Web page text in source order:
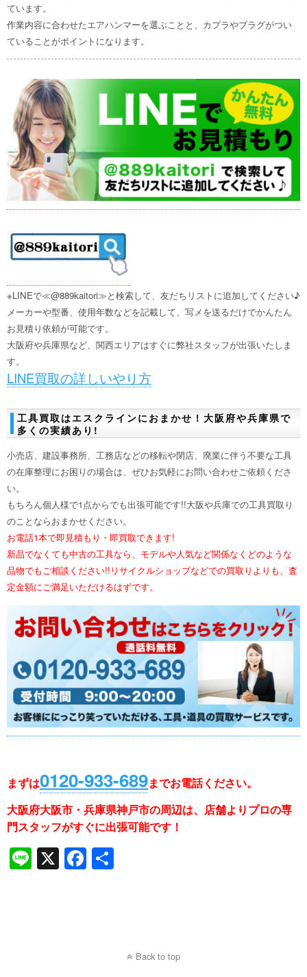
ています。
作業内容に合わせたエアハンマーを選ぶことと、カプラやブラグがつい
ていることがポイントになります。
※LINEで≪@889kaitori≫と検索して、友だちリストに追加してください♪
メーカーや型番、使用年数などを記載して、写メを送るだけでかんたん
お見積り依頼が可能です。
大阪府や兵庫県など、関西エリアはすぐに弊社スタッフが出張いたしま
す。
LINE買取の詳しいやり方
工具買取はエスクラインにおまかせ！大阪府や兵庫県で
多くの実績あり!
小売店、建設事務所、工務店などの移転や閉店、廃業に伴う不要な工具
の在庫整理にお困りの場合は、ぜひお気軽にお問い合わせご依頼くださ
い。
もちろん個人様で1点からでも出張可能です!!大阪や兵庫での工具買取り
のことならおまかせください。
お電話1本で即見積もり・即買取できます!
新品でなくても中古の工具なら、モデルや人気など関係なくどのような
品物でもご相談ください!!リサイクルショップなどでの買取りよりも、査
定金額にご満足いただけるはずです。
まずは0120-933-689までお電話ください。
大阪府大阪市・兵庫県神戸市の周辺は、店舗よりプロの専
門スタッフがすぐに出張可能です！
Li
n
X F
a
Back to top